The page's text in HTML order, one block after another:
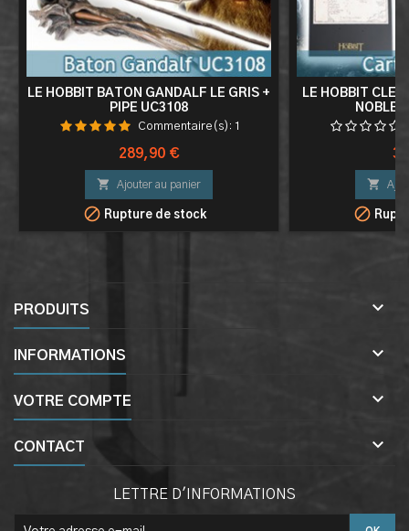
LE HOBBIT BATON GANDALF LE GRIS +
PIPE UC3108
Commentaire(s): 1
Prix
289,90 €
 Ajouter au panier
 Rupture de stock
LE HOBBIT CLE
NOBLE


PRODUITS 
INFORMATIONS 
VOTRE COMPTE 
CONTACT 
LETTRE D'INFORMATIONS